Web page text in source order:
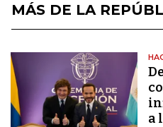
MÁS DE LA
a